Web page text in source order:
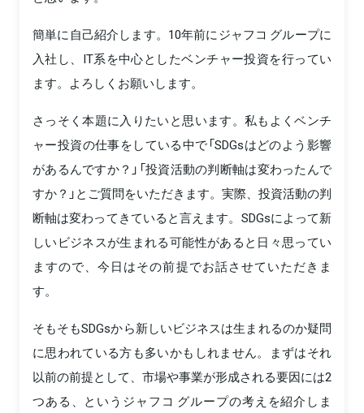
簡単に自己紹介します。10年前にジャフコ グループに
入社し、IT系を中心としたベンチャー投資を行ってい
ます。よろしくお願いします。
さっそく本題に入りたいと思います。私もよくベンチ
ャー投資の仕事をしている中で「SDGsはどのよう影響
があるんですか？」「投資活動の判断軸は変わったんで
すか？」とご質問をいただきます。実際、投資活動の判
断軸は変わってきていると言えます。SDGsによって新
しいビジネスが生まれる可能性があると日々思ってい
ますので、今日はその前提でお話させていただきま
す。
そもそもSDGsから新しいビジネスは生まれるのか疑問
に思われている方も多いかもしれません。まずはそれ
以前の前提として、市場や事業が形成される要因には2
つある、というジャフコ グループの考えを紹介しま